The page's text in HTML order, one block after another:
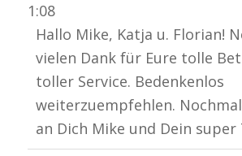
1:08
Hallo Mike, Katja u. Florian!
vielen Dank für Eure tolle
toller Service. Bedenkenlos
weiterzuempfehlen.
an Dich Mike und Dein super